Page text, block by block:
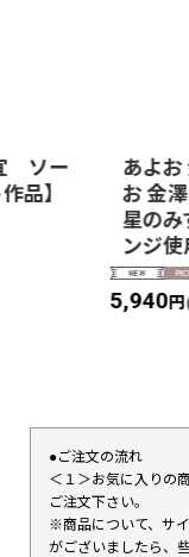
あよお 金澤尚
お 金澤尚宜 小
星のみずうみ【
ンジ使用不可】 [
(税込)
●ご注文の流れ
＜１＞お気に入りの
ご注文下さい。
※商品について、サ
がございましたら、